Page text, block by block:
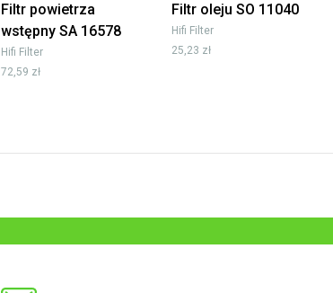
Filtr powietrza
wstępny SA 16578
Hifi Filter
72,59 zł
Filtr oleju SO 11040
Hifi Filter
25,23 zł